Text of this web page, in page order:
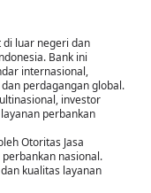
di luar negeri dan
Bank ini
internasional,
perdagangan global.
investor
perbankan
Otoritas Jasa
perbankan nasional.
kualitas layanan